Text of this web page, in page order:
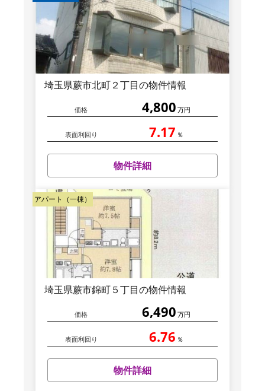
埼玉県蕨市北町２丁目の物件情報
価格 4,800 万円
表面利回り 7.17 ％
物件詳細
アパート（一棟）
埼玉県蕨市錦町５丁目の物件情報
価格 6,490 万円
表面利回り 6.76 ％
物件詳細